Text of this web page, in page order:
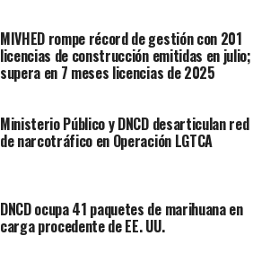
MIVHED rompe récord de gestión con 201
licencias de construcción emitidas en julio;
supera en 7 meses licencias de 2025
Ministerio Público y DNCD desarticulan red
de narcotráfico en Operación LGTCA
DNCD ocupa 41 paquetes de marihuana en
carga procedente de EE. UU.